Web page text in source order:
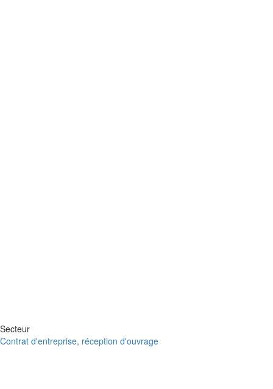
Secteur
Contrat d'entreprise, réception d'ouvrage